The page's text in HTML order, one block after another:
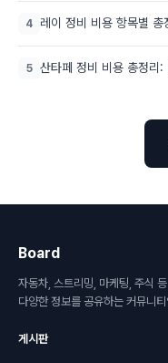
4 레이 정비 비용 항목별
5 산타페 정비 비용 총정리
Board
자동차, 스트리밍, 마케팅, 주식 등
다양한 정보를 공유하는 커뮤니
게시판